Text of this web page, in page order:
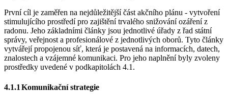
První cíl je zaměřen na nejdůležitější část akčního plánu - vytvoření
stimulujícího prostředí pro zajištění trvalého snižování ozáření z
radonu. Jeho základními články jsou jednotlivé úřady z řad státní
správy, veřejnost a profesionálové z jednotlivých oborů. Tyto články
vytvářejí propojenou síť, která je postavená na informacích, datech,
znalostech a vzájemné komunikaci. Pro jeho naplnění byly zvoleny
prostředky uvedené v podkapitolách 4.1.
4.1.1 Komunikační strategie